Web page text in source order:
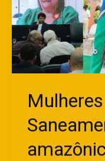
amazônicas
para
água
potável
conquistam
COP30